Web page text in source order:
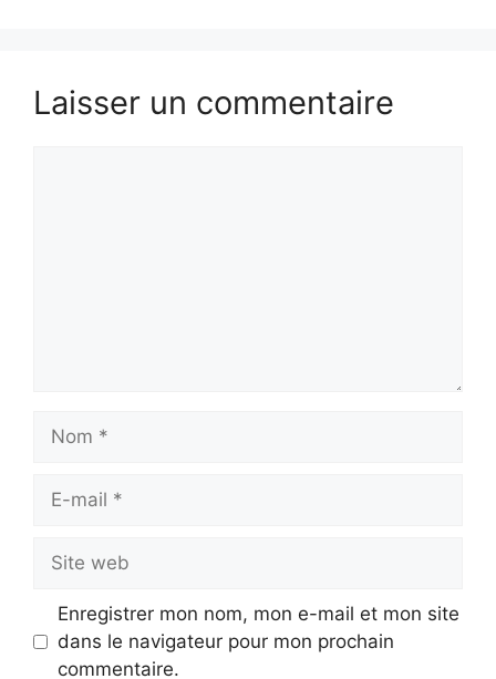
Laisser un commentaire
Nom
Site
web
Enregistrer mon nom, mon e-mail et mon site
dans le navigateur pour mon prochain
commentaire.